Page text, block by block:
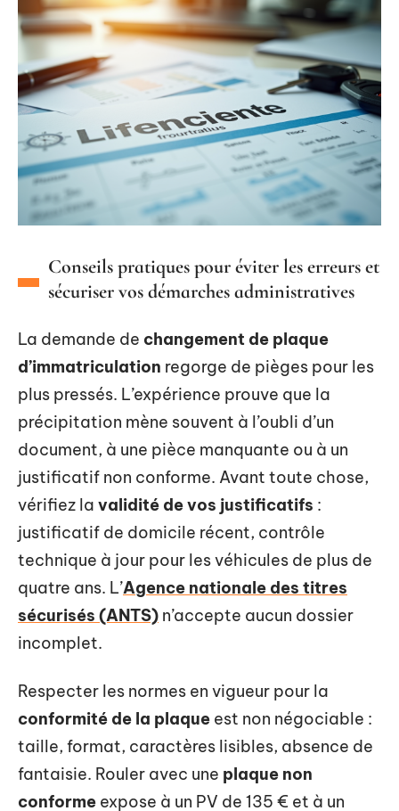
Conseils pratiques pour éviter les erreurs et
sécuriser vos démarches administratives
La demande de changement de plaque
d’immatriculation regorge de pièges pour les
plus pressés. L’expérience prouve que la
précipitation mène souvent à l’oubli d’un
document, à une pièce manquante ou à un
justificatif non conforme. Avant toute chose,
vérifiez la validité de vos justificatifs :
justificatif de domicile récent, contrôle
technique à jour pour les véhicules de plus de
quatre ans. L’Agence nationale des titres
sécurisés (ANTS) n’accepte aucun dossier
incomplet.
Respecter les normes en vigueur pour la
conformité de la plaque est non négociable :
taille, format, caractères lisibles, absence de
fantaisie. Rouler avec une plaque non
conforme expose à un PV de 135 € et à un